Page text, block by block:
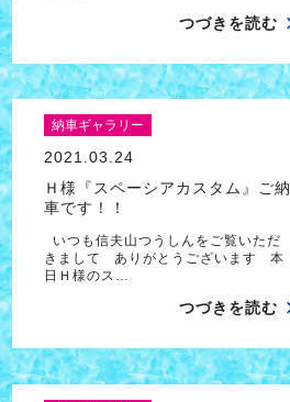
つづきを読む
納車ギャラリー
2021.03.24
Ｈ様『スペーシアカスタム』ご納
車です！！
いつも信夫山つうしんをご覧いただ
きまして ありがとうございます 本
日Ｈ様のス…
つづきを読む